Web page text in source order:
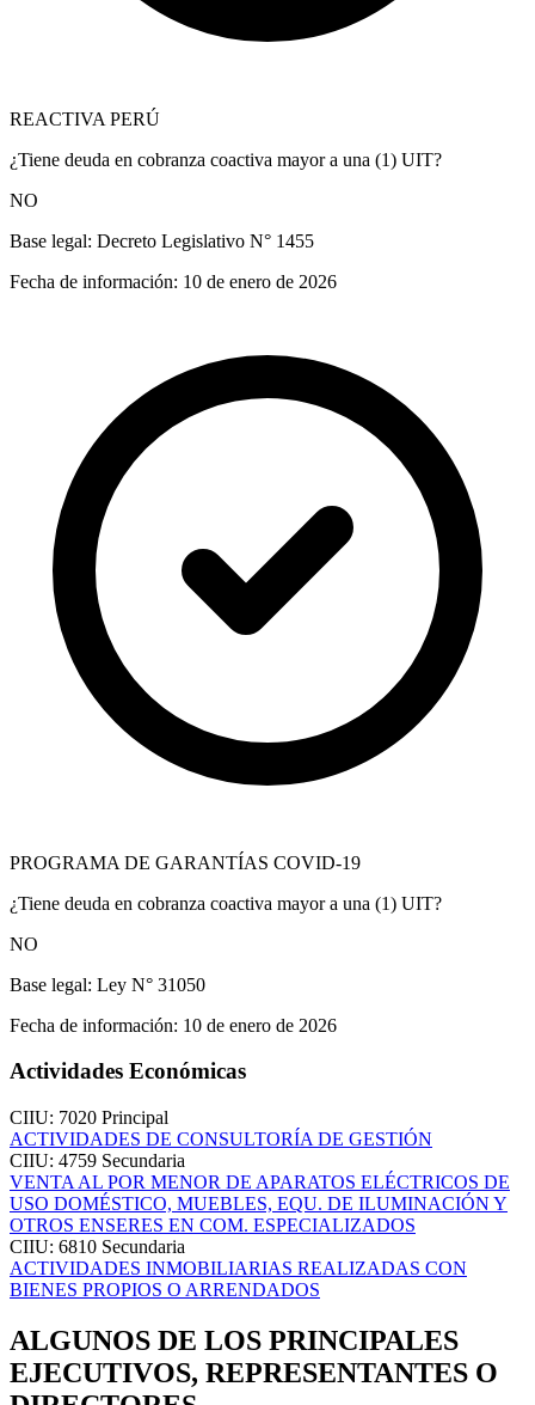
REACTIVA PERÚ
¿Tiene deuda en cobranza coactiva mayor a una (1) UIT?
NO
Base legal: Decreto Legislativo N° 1455
Fecha de información: 10 de enero de 2026
PROGRAMA DE GARANTÍAS COVID-19
¿Tiene deuda en cobranza coactiva mayor a una (1) UIT?
NO
Base legal: Ley N° 31050
Fecha de información: 10 de enero de 2026
Actividades Económicas
CIIU: 7020 Principal
ACTIVIDADES DE CONSULTORÍA DE GESTIÓN
CIIU: 4759 Secundaria
VENTA AL POR MENOR DE APARATOS ELÉCTRICOS DE
USO DOMÉSTICO, MUEBLES, EQU. DE ILUMINACIÓN Y
OTROS ENSERES EN COM. ESPECIALIZADOS
CIIU: 6810 Secundaria
ACTIVIDADES INMOBILIARIAS REALIZADAS CON
BIENES PROPIOS O ARRENDADOS
ALGUNOS DE LOS PRINCIPALES
EJECUTIVOS, REPRESENTANTES O